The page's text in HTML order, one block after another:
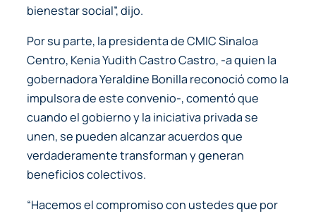
bienestar social”, dijo.
Por su parte, la presidenta de CMIC Sinaloa
Centro, Kenia Yudith Castro Castro, -a quien la
gobernadora Yeraldine Bonilla reconoció como la
impulsora de este convenio-, comentó que
cuando el gobierno y la iniciativa privada se
unen, se pueden alcanzar acuerdos que
verdaderamente transforman y generan
beneficios colectivos.
“Hacemos el compromiso con ustedes que por